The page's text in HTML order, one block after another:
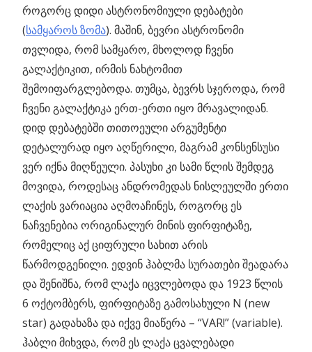
როგორც დიდი ასტრონომიული დებატები
(სამყაროს ზომა). მაშინ, ბევრი ასტრონომი
თვლიდა, რომ სამყარო, მხოლოდ ჩვენი
გალაქტიკით, ირმის ნახტომით
შემოიფარგლებოდა. თუმცა, ბევრს სჯეროდა, რომ
ჩვენი გალაქტიკა ერთ-ერთი იყო მრავალიდან.
დიდ დებატებში თითოეული არგუმენტი
დეტალურად იყო აღწერილი, მაგრამ კონსენსუსი
ვერ იქნა მიღწეული. პასუხი კი სამი წლის შემდეგ
მოვიდა, როდესაც ანდრომედას ნისლეულში ერთი
ლაქის ვარიაცია აღმოაჩინეს, როგორც ეს
ნაჩვენებია ორიგინალურ მინის ფირფიტაზე,
რომელიც აქ ციფრული სახით არის
წარმოდგენილი. ედვინ ჰაბლმა სურათები შეადარა
და შენიშნა, რომ ლაქა იცვლებოდა და 1923 წლის
6 ოქტომბერს, ფირფიტაზე გამოსახული N (new
star) გადახაზა და იქვე მიაწერა – “VAR!” (variable).
ჰაბლი მიხვდა, რომ ეს ლაქა ცვალებადი